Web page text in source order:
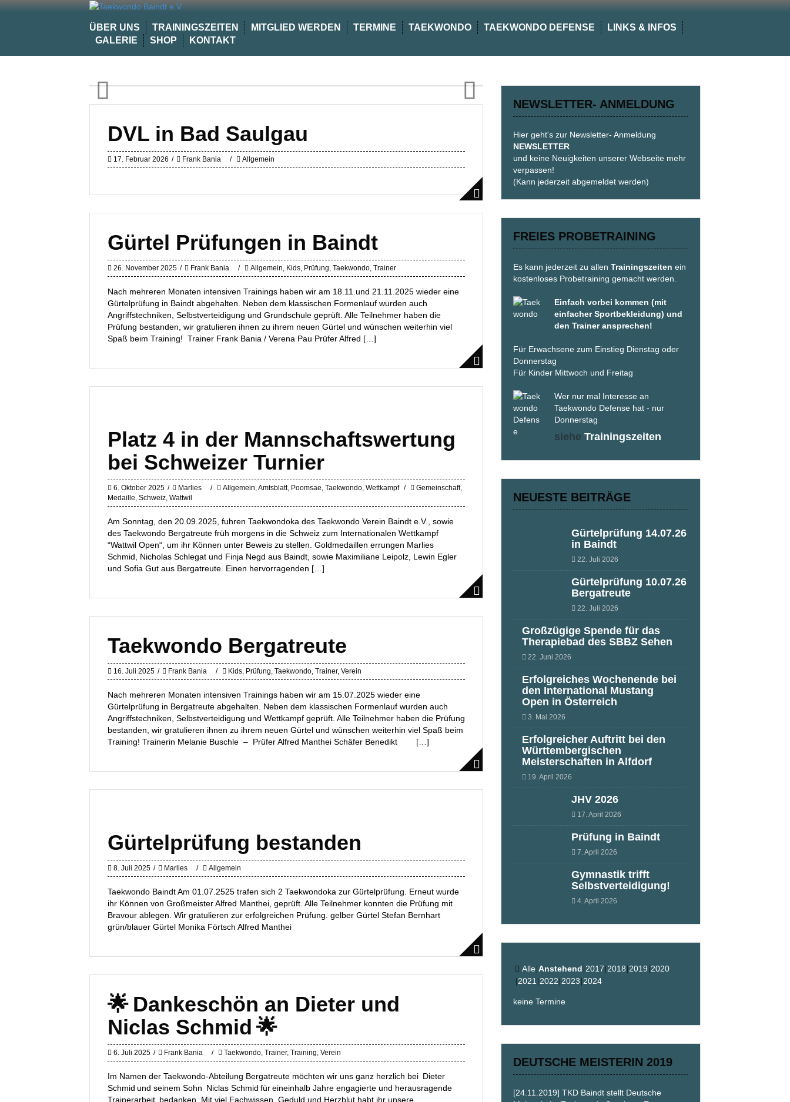
Skip
ÜBER UNS TRAININGSZEITEN MITGLIED WERDEN TERMINE TAEKWONDO TAEKWONDO DEFENSE
LINKS & INFOS
GALERIE
SHOP KONTAKT
DVL in Bad Saulgau
17. Februar 2026 Frank Bania Allgemein
Gürtel Prüfungen in Baindt
26. November 2025 Frank Bania Allgemein, Kids, Prüfung, Taekwondo, Trainer
Nach mehreren Monaten intensiven Trainings haben wir am 18.11.und 21.11.2025 wieder eine
Gürtelprüfung in Baindt abgehalten. Neben dem klassischen Formenlauf wurden auch
Angriffstechniken, Selbstverteidigung und Grundschule geprüft. Alle Teilnehmer haben die
Prüfung bestanden, wir gratulieren ihnen zu ihrem neuen Gürtel und wünschen weiterhin viel
Spaß beim Training! Trainer Frank Bania / Verena Pau Prüfer Alfred […]
Platz 4 in der Mannschaftswertung
bei Schweizer Turnier
6. Oktober 2025 Marlies Allgemein,Amtsblatt, Poomsae, Taekwondo, Wettkampf Gemeinschaft,
Medaille, Schweiz, Wattwil
Am Sonntag, den 20.09.2025, fuhren Taekwondoka des Taekwondo Verein Baindt e.V., sowie
des Taekwondo Bergatreute früh morgens in die Schweiz zum Internationalen Wettkampf
“Wattwil Open“, um ihr Können unter Beweis zu stellen. Goldmedaillen errungen Marlies
Schmid, Nicholas Schlegat und Finja Negd aus Baindt, sowie Maximiliane Leipolz, Lewin Egler
und Sofia Gut aus Bergatreute. Einen hervorragenden […]
Taekwondo Bergatreute
16. Juli 2025 Frank Bania Kids, Prüfung, Taekwondo, Trainer, Verein
Nach mehreren Monaten intensiven Trainings haben wir am 15.07.2025 wieder eine
Gürtelprüfung in Bergatreute abgehalten. Neben dem klassischen Formenlauf wurden auch
Angriffstechniken, Selbstverteidigung und Wettkampf geprüft. Alle Teilnehmer haben die Prüfung
bestanden, wir gratulieren ihnen zu ihrem neuen Gürtel und wünschen weiterhin viel Spaß beim
Training! Trainerin Melanie Buschle – Prüfer Alfred Manthei Schäfer Benedikt […]
Gürtelprüfung bestanden
8. Juli 2025 Marlies Allgemein
Taekwondo Baindt Am 01.07.2525 trafen sich 2 Taekwondoka zur Gürtelprüfung. Erneut wurde
ihr Können von Großmeister Alfred Manthei, geprüft. Alle Teilnehmer konnten die Prüfung mit
Bravour ablegen. Wir gratulieren zur erfolgreichen Prüfung. gelber Gürtel Stefan Bernhart
grün/blauer Gürtel Monika Förtsch Alfred Manthei
🌟 Dankeschön an Dieter und
Niclas Schmid 🌟
6. Juli 2025 Frank Bania Taekwondo, Trainer, Training, Verein
Im Namen der Taekwondo-Abteilung Bergatreute möchten wir uns ganz herzlich bei Dieter
Schmid und seinem Sohn Niclas Schmid für eineinhalb Jahre engagierte und herausragende
Trainerarbeit bedanken. Mit viel Fachwissen, Geduld und Herzblut habt ihr unsere
NEWSLETTER- ANMELDUNG
Hier geht's zur Newsletter- Anmeldung
NEWSLETTER
und keine Neuigkeiten unserer Webseite mehr
verpassen!
(Kann jederzeit abgemeldet werden)
FREIES PROBETRAINING
Es kann jederzeit zu allen Trainingszeiten ein
kostenloses Probetraining gemacht werden.
Einfach vorbei kommen (mit
einfacher Sportbekleidung) und
den Trainer ansprechen!
Für Erwachsene zum Einstieg Dienstag oder
Donnerstag
Für Kinder Mittwoch und Freitag
Wer nur mal Interesse an
Taekwondo Defense hat - nur
Donnerstag
siehe Trainingszeiten
NEUESTE BEITRÄGE
Gürtelprüfung 14.07.26
in Baindt
22. Juli 2026
Gürtelprüfung 10.07.26
Bergatreute
22. Juli 2026
Großzügige Spende für das
Therapiebad des SBBZ Sehen
22. Juni 2026
Erfolgreiches Wochenende bei
den International Mustang
Open in Österreich
3. Mai 2026
Erfolgreicher Auftritt bei den
Württembergischen
Meisterschaften in Alfdorf
19. April 2026
JHV 2026
17. April 2026
Prüfung in Baindt
7. April 2026
Gymnastik trifft
Selbstverteidigung!
4. April 2026
Alle Anstehend 2017 2018 2019 2020
2021 2022 2023 2024
keine Termine
DEUTSCHE MEISTERIN 2019
[24.11.2019] TKD Baindt stellt Deutsche